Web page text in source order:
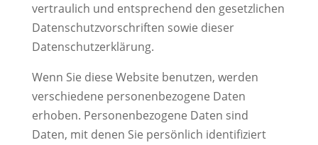
vertraulich und entsprechend den gesetzlichen
Datenschutzvorschriften sowie dieser
Datenschutzerklärung.
Wenn Sie diese Website benutzen, werden
verschiedene personenbezogene Daten
erhoben. Personenbezogene Daten sind
Daten, mit denen Sie persönlich identifiziert